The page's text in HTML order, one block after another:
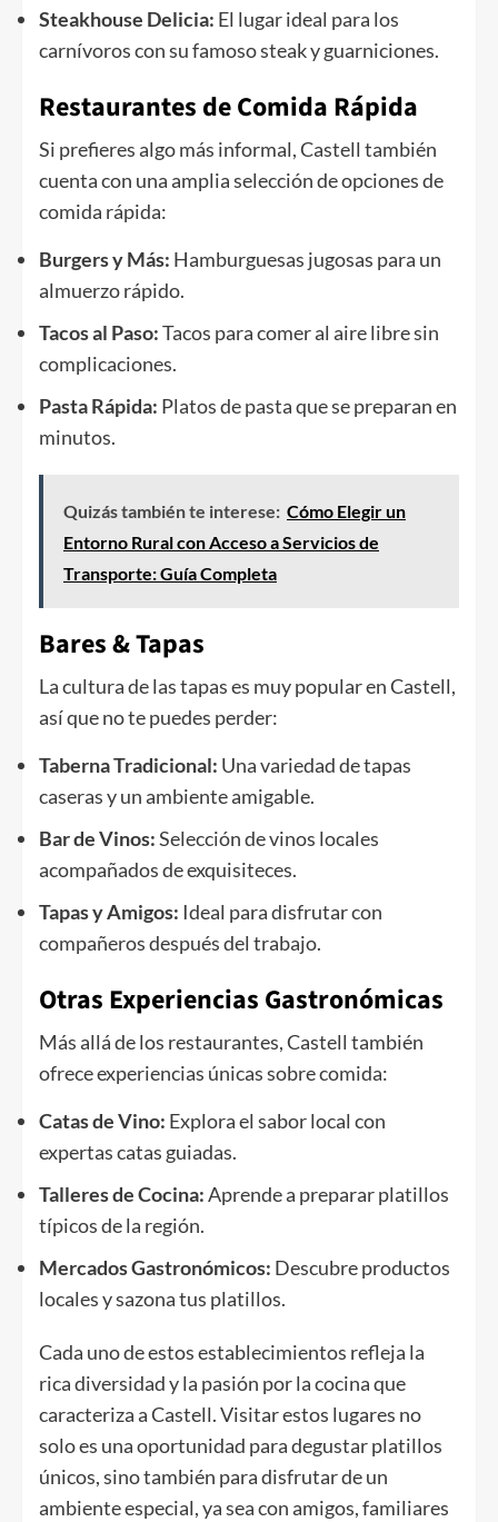
Steakhouse Delicia: El lugar ideal para los
carnívoros con su famoso steak y guarniciones.
Restaurantes de Comida Rápida
Si prefieres algo más informal, Castell también
cuenta con una amplia selección de opciones de
comida rápida:
Burgers y Más: Hamburguesas jugosas para un
almuerzo rápido.
Tacos al Paso:Tacos para comer al aire libre sin
complicaciones.
Pasta Rápida: Platos de pasta que se preparan en
minutos.
Quizás también te interese: Cómo Elegir un
Entorno Rural con Acceso a Servicios de
Transporte: Guía Completa
Bares & Tapas
La cultura de las tapas es muy popular en Castell,
así que no te puedes perder:
Taberna Tradicional: Una variedad de tapas
caseras y un ambiente amigable.
Bar de Vinos:Selección de vinos locales
acompañados de exquisiteces.
Tapas y Amigos: Ideal para disfrutar con
compañeros después del trabajo.
Otras Experiencias Gastronómicas
Más allá de los restaurantes, Castell también
ofrece experiencias únicas sobre comida:
Catas de Vino: Explora el sabor local con
expertas catas guiadas.
Talleres de Cocina:Aprende a preparar platillos
típicos de la región.
Mercados Gastronómicos: Descubre productos
locales y sazona tus platillos.
Cada uno de estos establecimientos refleja la
rica diversidad y la pasión por la cocina que
caracteriza a Castell. Visitar estos lugares no
solo es una oportunidad para degustar platillos
únicos, sino también para disfrutar de un
ambiente especial, ya sea con amigos, familiares